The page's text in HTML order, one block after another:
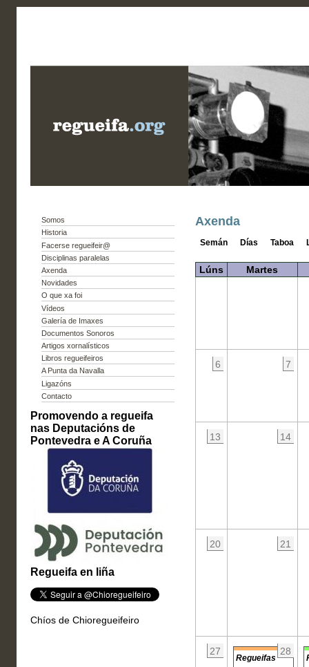
Somos
Historia
Facerse regueifeir@
Disciplinas paralelas
Axenda
Novidades
O que xa foi
Vídeos
Galería de Imaxes
Documentos Sonoros
Artigos xornalísticos
Libros regueifeiros
A Punta da Navalla
Ligazóns
Contacto
Promovendo a regueifa
nas Deputacións de
Pontevedra e A Coruña
Regueifa en liña
Chíos de Chioregueifeiro
Axenda
Semán Días Taboa
Lúns Martes
6 7
13 14
20 21
27 28
Regueifas